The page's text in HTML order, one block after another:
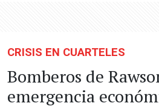
CRISIS EN CUARTELES
Bomberos de
emergencia